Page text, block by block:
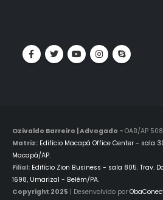
Ozivaldo Barreiro | Advogado - OAB/AP
Matriz: Edifício Macapá Office Center - sala
Macapá/AP.
Filial: Edifício Zion Business - sala 805. Trav.
1698, Umarizal - Belém/PA.
Copyright 2025 | Desenvolvido por